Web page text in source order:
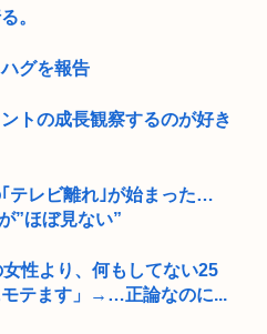
。
グを報告
トの成長観察するのが好き
テレビ離れ｣が始まった…
”ほぼ見ない”
性より、何もしてない25
モテます」→…正論なのに...